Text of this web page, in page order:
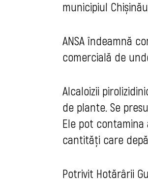
municipiul
ANSA îndeamnă
comercială de
Alcaloizii
de plante. Se
Ele pot
cantități care
Potrivit Hotărârii